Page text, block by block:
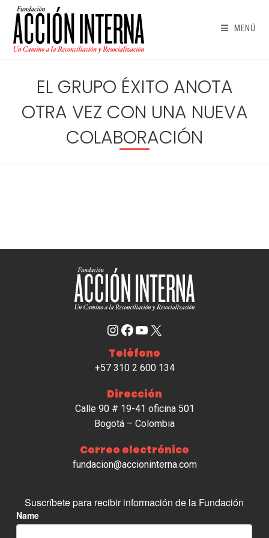
contenido
MENÚ
EL GRUPO ÉXITO ANOTA
OTRA VEZ CON UNA NUEVA
COLABORACIÓN
Instagram Facebook YouTube X
Teléfono
+57 310 2 600 134
Dirección
Calle 90 # 19-41 oficina 501
Bogotá – Colombia
Correo electrónico
fundacion@accioninterna.com